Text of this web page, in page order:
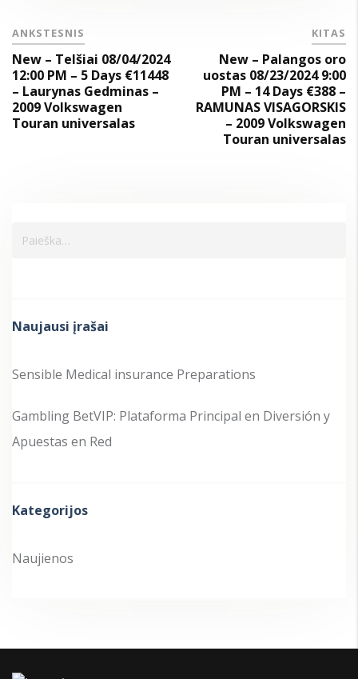
ANKSTESNIS
New – Telšiai 08/04/2024
12:00 PM – 5 Days €11448
– Laurynas Gedminas –
2009 Volkswagen
Touran universalas
KITAS
New – Palangos oro
uostas 08/23/2024 9:00
PM – 14 Days €388 –
RAMUNAS VISAGORSKIS
– 2009 Volkswagen
Touran universalas
Naujausi įrašai
Sensible Medical insurance Preparations
Gambling BetVIP: Plataforma Principal en Diversión y
Apuestas en Red
Kategorijos
Naujienos